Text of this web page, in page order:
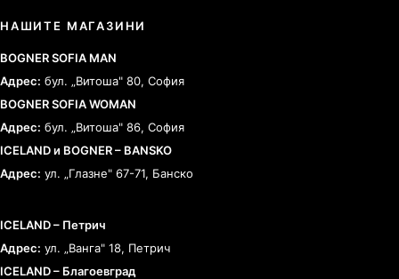
НАШИТЕ МАГАЗИНИ
BOGNER SOFIA MAN
Адрес: бул. „Витоша" 80, София
BOGNER SOFIA WOMAN
Адрес: бул. „Витоша" 86, София
ICELAND и BOGNER – BANSKO
Адрес: ул. „Глазне" 67-71, Банско
ICELAND – Петрич
Адрес: ул. „Ванга" 18, Петрич
ICELAND – Благоевград